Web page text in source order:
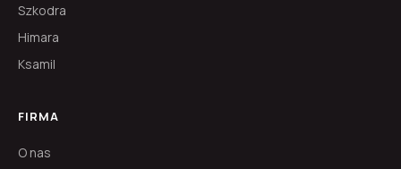
Szkodra
Himara
Ksamil
FIRMA
O nas